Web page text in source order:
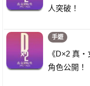
人突破！
手遊
《D×2 真
角色公開！